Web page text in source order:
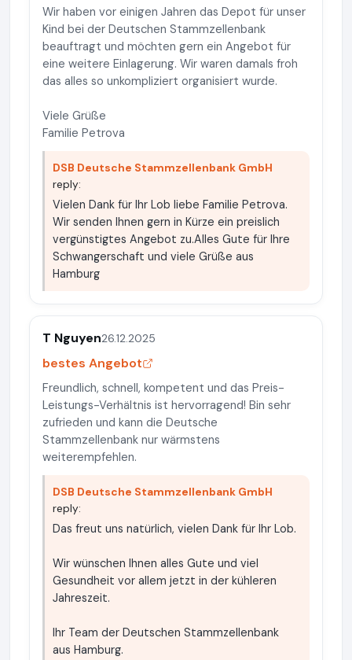
Wir haben vor einigen Jahren das Depot für unser
Kind bei der Deutschen Stammzellenbank
beauftragt und möchten gern ein Angebot für
eine weitere Einlagerung. Wir waren damals froh
das alles so unkompliziert organisiert wurde.
Viele Grüße
Familie Petrova
DSB Deutsche Stammzellenbank GmbH
reply:
Vielen Dank für Ihr Lob liebe Familie Petrova.
Wir senden Ihnen gern in Kürze ein preislich
vergünstigtes Angebot zu.Alles Gute für Ihre
Schwangerschaft und viele Grüße aus
Hamburg
T Nguyen26.12.2025
bestes Angebot
Freundlich, schnell, kompetent und das Preis-
Leistungs-Verhältnis ist hervorragend! Bin sehr
zufrieden und kann die Deutsche
Stammzellenbank nur wärmstens
weiterempfehlen.
DSB Deutsche Stammzellenbank GmbH
reply:
Das freut uns natürlich, vielen Dank für Ihr Lob.
Wir wünschen Ihnen alles Gute und viel
Gesundheit vor allem jetzt in der kühleren
Jahreszeit.
Ihr Team der Deutschen Stammzellenbank
aus Hamburg.